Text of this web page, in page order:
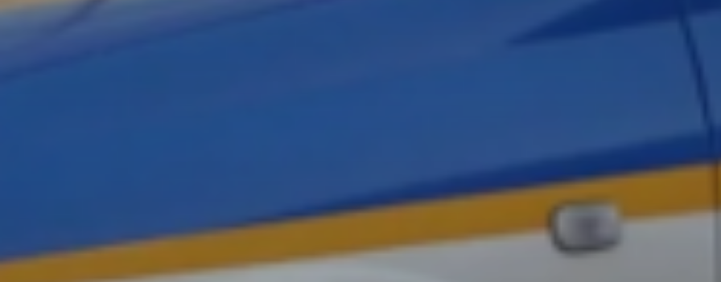
Don't miss out!
Sing up for our newsletter to stay in the